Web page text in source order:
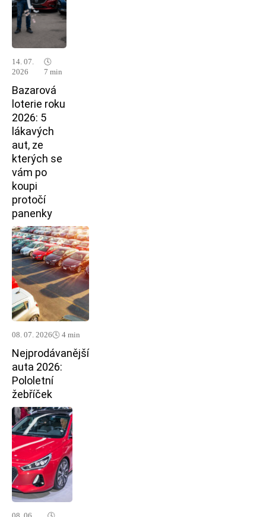
14. 07.
2026
🕓
7 min
Bazarová
loterie roku
2026: 5
lákavých
aut, ze
kterých se
vám po
koupi
protočí
panenky
08. 07. 2026🕓 4 min
Nejprodávanější
auta 2026:
Pololetní
žebříček